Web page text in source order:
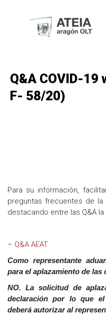
Q&A COVID-19
F- 58/20)
Para su información,
preguntas frecuentes de la
destacando entre las Q&A la
– Q&A AEAT
Como representante
para el aplazamiento de las
NO. La solicitud de
declaración por lo que
deberá autorizar al